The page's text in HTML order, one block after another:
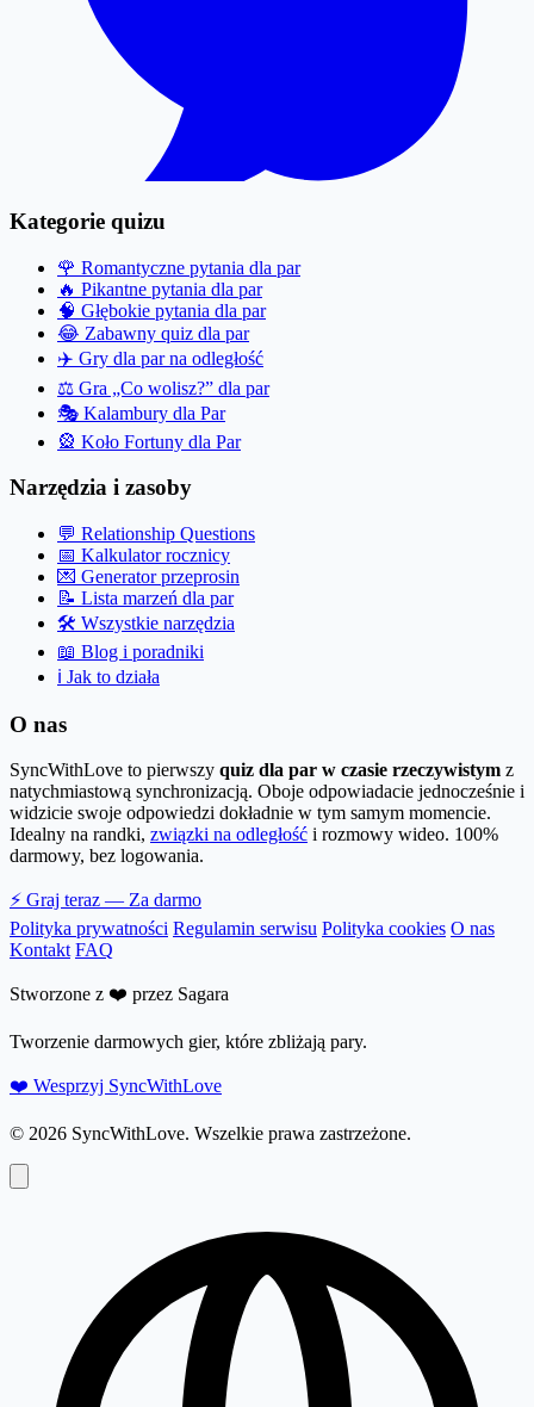
Kategorie quizu
🌹 Romantyczne pytania dla par
🔥 Pikantne pytania dla par
🧠 Głębokie pytania dla par
😂 Zabawny quiz dla par
✈️ Gry dla par na odległość
⚖️ Gra „Co wolisz?” dla par
🎭 Kalambury dla Par
🎡 Koło Fortuny dla Par
Narzędzia i zasoby
💬 Relationship Questions
📅 Kalkulator rocznicy
💌 Generator przeprosin
📝 Lista marzeń dla par
🛠️ Wszystkie narzędzia
📖 Blog i poradniki
ℹ️ Jak to działa
O nas
SyncWithLove to pierwszy quiz dla par w czasie rzeczywistym z
natychmiastową synchronizacją. Oboje odpowiadacie jednocześnie i
widzicie swoje odpowiedzi dokładnie w tym samym momencie.
Idealny na randki, związki na odległość i rozmowy wideo. 100%
darmowy, bez logowania.
⚡ Graj teraz — Za darmo
Polityka prywatności Regulamin serwisu Polityka cookies O nas
Kontakt FAQ
Stworzone z ❤️ przez Sagara
Tworzenie darmowych gier, które zbliżają pary.
❤️ Wesprzyj SyncWithLove
© 2026 SyncWithLove. Wszelkie prawa zastrzeżone.